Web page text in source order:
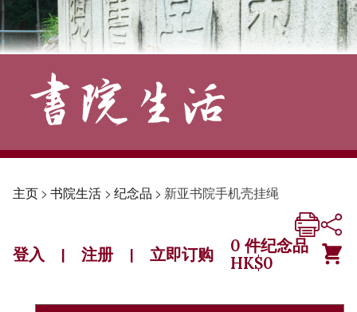
主页> 书院生活 > 纪念品 > 新亚书院手机壳挂绳
登入 | 注册 | 立即订购 0 件纪念品
HK$0